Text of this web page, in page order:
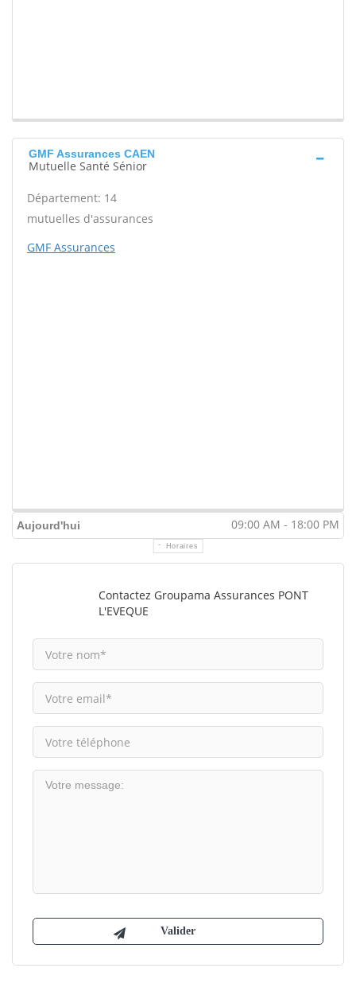
GMF Assurances CAEN
Mutuelle Santé Sénior
Département: 14
mutuelles d'assurances
GMF Assurances
Aujourd'hui 09:00 AM - 18:00 PM
Horaires
Contactez Groupama Assurances PONT
L'EVEQUE